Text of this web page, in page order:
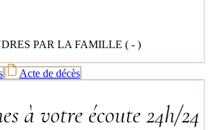
PAR LA FAMILLE ( - )
Acte de décès
à votre écoute 24h/24